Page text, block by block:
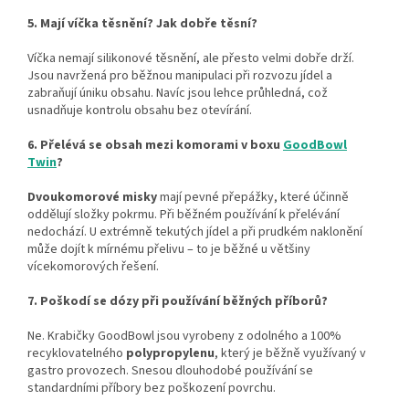
5. Mají víčka těsnění? Jak dobře těsní?
Víčka nemají silikonové těsnění, ale přesto velmi dobře drží.
Jsou navržená pro běžnou manipulaci při rozvozu jídel a
zabraňují úniku obsahu. Navíc jsou lehce průhledná, což
usnadňuje kontrolu obsahu bez otevírání.
6. Přelévá se obsah mezi komorami v boxu GoodBowl
Twin?
Dvoukomorové miskymají pevné přepážky, které účinně
oddělují složky pokrmu. Při běžném používání k přelévání
nedochází. U extrémně tekutých jídel a při prudkém naklonění
může dojít k mírnému přelivu – to je běžné u většiny
vícekomorových řešení.
7. Poškodí se dózy při používání běžných příborů?
Ne. Krabičky GoodBowl jsou vyrobeny z odolného a 100%
recyklovatelného polypropylenu, který je běžně využívaný v
gastro provozech. Snesou dlouhodobé používání se
standardními příbory bez poškození povrchu.